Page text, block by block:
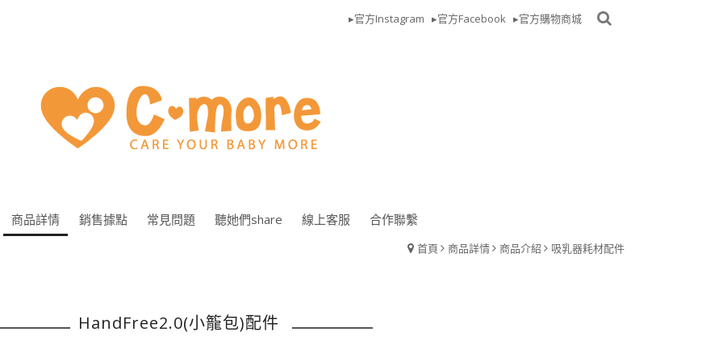
▸官方Instagram ▸官方Facebook ▸官方購物商城
商品詳情 銷售據點 常見問題 聽她們share 線上客服 合作聯繫
首頁 商品詳情 商品介紹 吸乳器耗材配件
HandFree2.0(小籠包)配件